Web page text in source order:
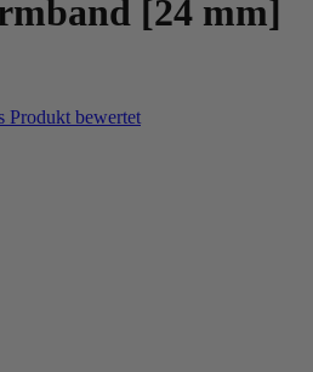
[24 mm]
Produkt bewertet